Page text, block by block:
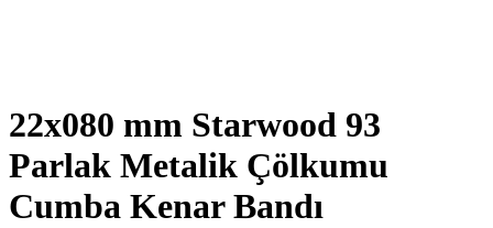
22x080 mm Starwood 93
Parlak Metalik Çölkumu
Cumba Kenar Bandı